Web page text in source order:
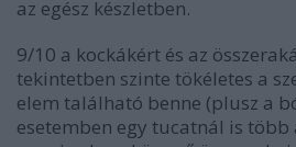
az egész készletben.
9/10 a kockákért és az
tekintetben szinte tökéletes a
elem található benne (plusz a
esetemben egy tucatnál is több